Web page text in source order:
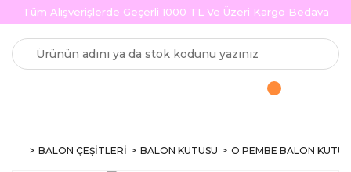
Tüm Alışverişlerde Geçerli 1000 TL Ve Üzeri Kargo Bedava
BALON ÇEŞİTLERİ BALON KUTUSU O PEMBE BALON